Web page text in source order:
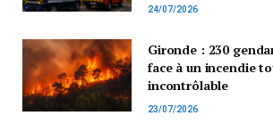
24/07/2026
Gironde : 230
face à un incendie
incontrôlable
23/07/2026